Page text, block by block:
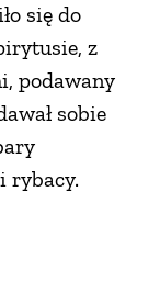
się do
z
podawany
sobie
rybacy.